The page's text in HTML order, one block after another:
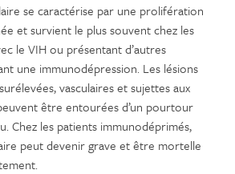
se caractérise par une prolifération
et survient le plus souvent chez les
le VIH ou présentant d’autres
une immunodépression. Les lésions
vasculaires et sujettes aux
être entourées d’un pourtour
Chez les patients immunodéprimés,
peut devenir grave et être mortelle